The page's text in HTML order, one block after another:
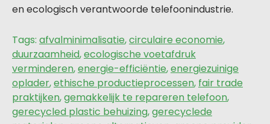
en ecologisch verantwoorde telefoonindustrie.
Tags: afvalminimalisatie,circulaire economie,
duurzaamheid,ecologische voetafdruk
verminderen,energie-efficiëntie,energiezuinige
oplader,ethische productieprocessen, fair trade
praktijken,gemakkelijk te repareren telefoon,
gerecycled plastic behuizing,gerecyclede